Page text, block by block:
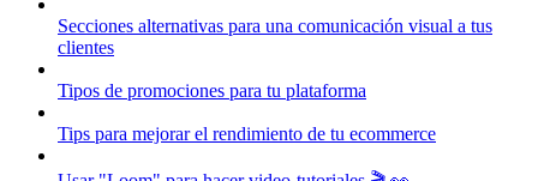
Secciones alternativas para una comunicación visual a tus
clientes
Tipos de promociones para tu plataforma
Tips para mejorar el rendimiento de tu ecommerce